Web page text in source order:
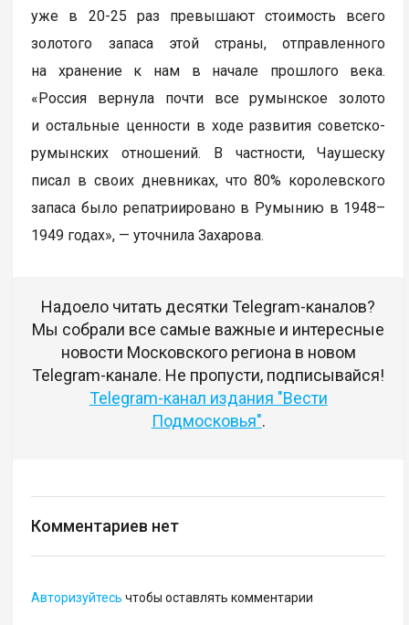
уже в 20-25 раз превышают стоимость всего
золотого запаса этой страны, отправленного
на хранение к нам в начале прошлого века.
«Россия вернула почти все румынское золото
и остальные ценности в ходе развития советско-
румынских отношений. В частности, Чаушеску
писал в своих дневниках, что 80% королевского
запаса было репатриировано в Румынию в 1948–
1949 годах», — уточнила Захарова.
Надоело читать десятки Telegram-каналов?
Мы собрали все самые важные и интересные
новости Московского региона в новом
Telegram-канале. Не пропусти, подписывайся!
Telegram-канал издания "Вести
Подмосковья".
Комментариев нет
Авторизуйтесь чтобы оставлять комментарии